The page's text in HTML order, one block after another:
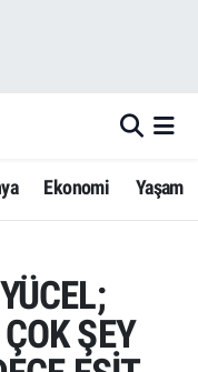
Ekonomi Yaşam
ŞEY